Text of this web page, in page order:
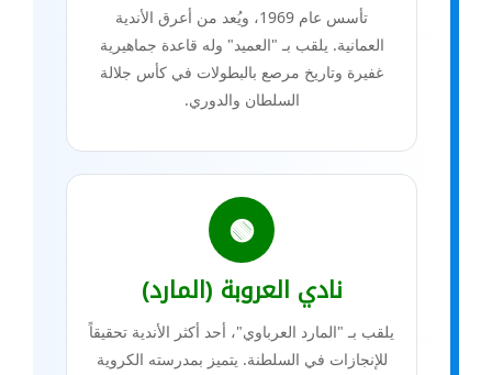
تأسس عام 1969، ويُعد من أعرق الأندية
العمانية. يلقب بـ "العميد" وله قاعدة جماهيرية
غفيرة وتاريخ مرصع بالبطولات في كأس جلالة
السلطان والدوري.
🟢
نادي العروبة (المارد)
يلقب بـ "المارد العرباوي"، أحد أكثر الأندية تحقيقاً
للإنجازات في السلطنة. يتميز بمدرسته الكروية